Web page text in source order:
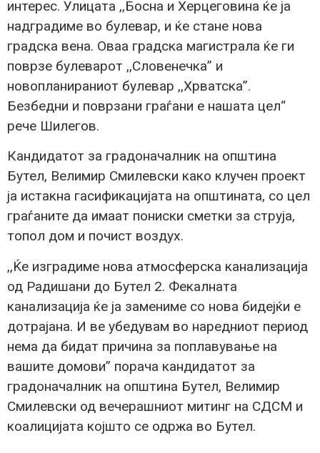
интерес. Улицата ,,Босна и Херцеговина ќе ја
надградиме во булевар, и ќе стане нова
градска вена. Оваа градска магистрала ќе ги
поврзе булеварот ,,Словенечка” и
новопланираниот булевар ,,Хрватска”.
Безбедни и поврзани граѓани е нашата цел“
рече Шилегов.
Кандидатот за градоначалник на општина
Бутел, Велимир Смилевски како клучен проект
ја истакна гасификацијата на општината, со цел
граѓаните да имаат пониски сметки за струја,
топол дом и почист воздух.
,,Ќе изградиме нова атмосферска канализација
од Радишани до Бутел 2. Фекалната
канализација ќе ја замениме со нова бидејќи е
дотрајана. И ве убедувам во наредниот период
нема да бидат причина за поплавување на
вашите домови” порача кандидатот за
градоначалник на општина Бутел, Велимир
Смилевски од вечерашниот митинг на СДСМ и
коалицијата којшто се одржа во Бутел.